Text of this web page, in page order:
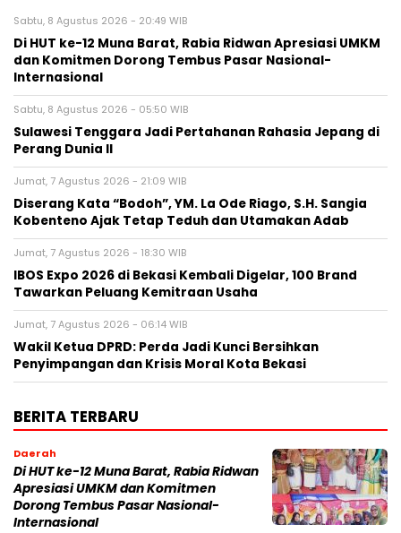
Sabtu, 8 Agustus 2026 - 20:49 WIB
Di HUT ke-12 Muna Barat, Rabia Ridwan Apresiasi UMKM
dan Komitmen Dorong Tembus Pasar Nasional-
Internasional
Sabtu, 8 Agustus 2026 - 05:50 WIB
Sulawesi Tenggara Jadi Pertahanan Rahasia Jepang di
Perang Dunia II
Jumat, 7 Agustus 2026 - 21:09 WIB
Diserang Kata “Bodoh”, YM. La Ode Riago, S.H. Sangia
Kobenteno Ajak Tetap Teduh dan Utamakan Adab
Jumat, 7 Agustus 2026 - 18:30 WIB
IBOS Expo 2026 di Bekasi Kembali Digelar, 100 Brand
Tawarkan Peluang Kemitraan Usaha
Jumat, 7 Agustus 2026 - 06:14 WIB
Wakil Ketua DPRD: Perda Jadi Kunci Bersihkan
Penyimpangan dan Krisis Moral Kota Bekasi
BERITA TERBARU
Daerah
Di HUT ke-12 Muna Barat, Rabia Ridwan
Apresiasi UMKM dan Komitmen
Dorong Tembus Pasar Nasional-
Internasional